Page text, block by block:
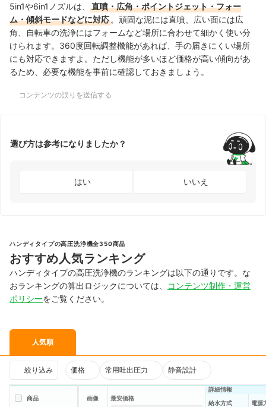
5in1や6in1ノズルは、
直噴・広角・ポイントジェット・フォー
ム・傾斜モードなどに対応 。頑固な泥には直噴、広い面には広
角、自転車の洗浄にはフォームなど場所に合わせて細かく使い分
けられます。360度回転調整機能があれば、手の届きにくい場所
にも対応できますよ。ただし機能が多いほど価格が高い傾向があ
るため、必要な機能を事前に確認しておきましょう。
コンテンツの誤りを送信する
選び方は参考になりましたか？
はい いいえ
ハンディタイプの高圧洗浄機全350商品
おすすめ人気ランキング
ハンディタイプの高圧洗浄機のランキングは以下の通りです。な
おランキングの算出ロジックについては、
コンテンツ制作・運営
ポリシーをご覧ください。
人気順
絞り込み 価格 常用吐出圧力 静音設計
商品 画像 最安価格
詳細情報
給水方式
電源